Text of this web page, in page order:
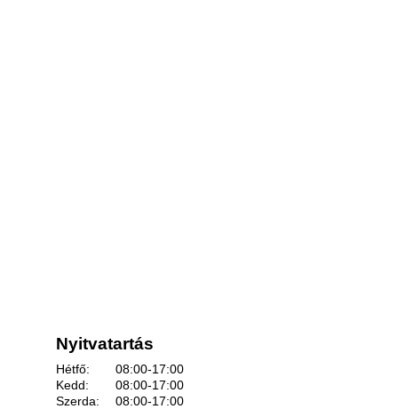
Nyitvatartás
Hétfő:
08:00-17:00
Kedd:
08:00-17:00
Szerda:
08:00-17:00